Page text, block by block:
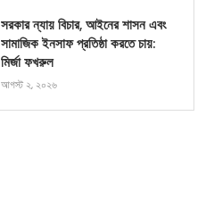
সরকার ন্যায় বিচার, আইনের শাসন এবং
সামাজিক ইনসাফ প্রতিষ্ঠা করতে চায়:
মির্জা ফখরুল
আগস্ট ২, ২০২৬